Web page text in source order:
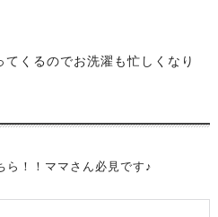
くるのでお洗濯も忙しくなり
ら！！ママさん必見です♪